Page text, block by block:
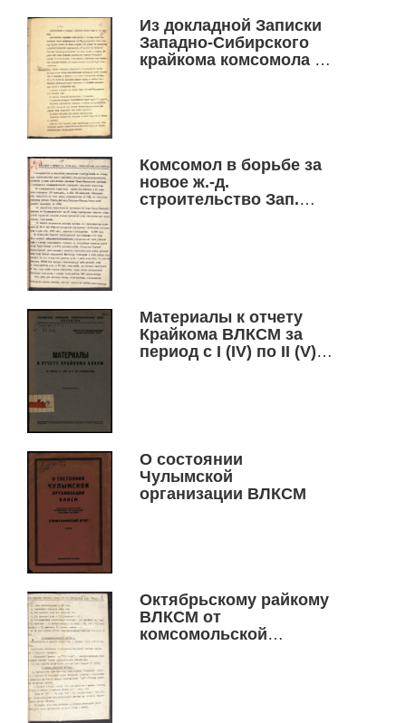
воспитании и работе с
новичками
Из докладной Записки
Западно-Сибирского
крайкома комсомола в
Комсомол в борьбе за
новое ж.-д.
строительство Зап.
Материалы к отчету
Крайкома ВЛКСМ за
период с I (IV) по II (V)
О состоянии
Чулымской
организации ВЛКСМ
Октябрьскому райкому
ВЛКСМ от
комсомольской